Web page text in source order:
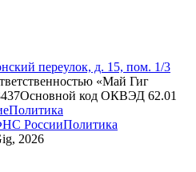
переулок, д. 15, пом. 1/3
«Май Гиг
Основной код ОКВЭД 62.01
Политика
РоссииПолитика
2026